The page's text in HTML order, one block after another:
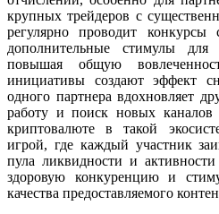
крупных трейдеров с
регулярно проводит конкурсы
дополнительные стимулы
повышая общую
инициативы создают эффект
одного партнера вдохновляет
работу и поиск новых каналов
криптовалюте в такой
игрой, где каждый участник
пула ликвидности и активности
здоровую конкуренцию и
качества предоставляемого